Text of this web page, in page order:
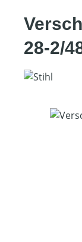
28-2/
Bildergalerie